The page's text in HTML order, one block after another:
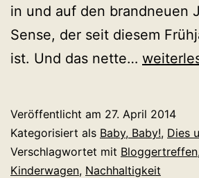
in und auf den brandneuen
Sense, der seit diesem
ist. Und das nette… Kochen,
Veröffentlicht am 27. April 2014
Kategorisiert als Baby, Baby!, Dies
Verschlagwortet mit Bloggertreffen
Kinderwagen, Nachhaltigkeit